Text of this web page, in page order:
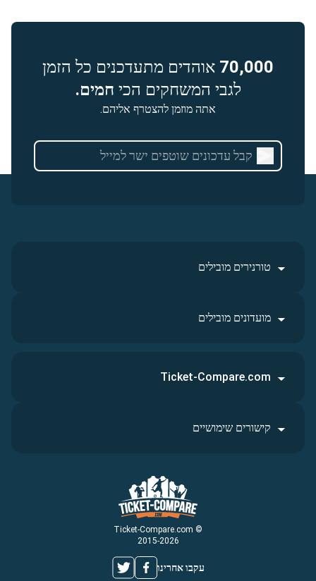
70,000 אוהדים מתעדכנים כל הזמן
לגבי המשחקים הכי חמים.
אתה מוזמן להצטרף אליהם.
טורנירים מובילים
מועדונים מובילים
© Ticket-Compare.com
2015-2026
עקבו אחרינו
Ticket-Compare.com
קישורים שימושיים